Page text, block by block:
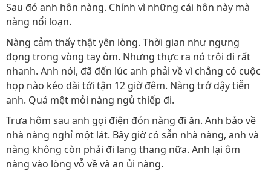
Sau đó anh hôn nàng. Chính vì những cái hôn này mà
nàng nổi loạn.
Nàng cảm thấy thật yên lòng. Thời gian như ngưng
đọng trong vòng tay ôm. Nhưng thực ra nó trôi đi rất
nhanh. Anh nói, đã đến lúc anh phải về vì chẳng có cuộc
họp nào kéo dài tới tận 12 giờ đêm. Nàng trở dậy tiễn
anh. Quá mệt mỏi nàng ngủ thiếp đi.
Trưa hôm sau anh gọi điện đón nàng đi ăn. Anh bảo về
nhà nàng nghỉ một lát. Bây giờ có sẵn nhà nàng, anh và
nàng không còn phải đi lang thang nữa. Anh lại ôm
nàng vào lòng vỗ về và an ủi nàng.